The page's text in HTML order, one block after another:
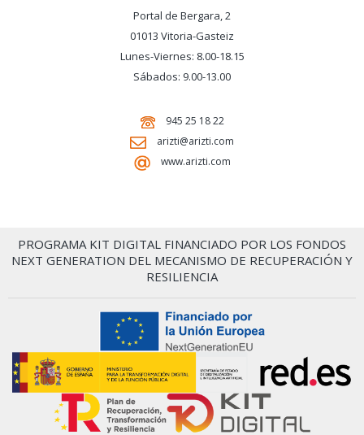
Portal de Bergara, 2
01013 Vitoria-Gasteiz
Lunes-Viernes: 8.00-18.15
Sábados: 9.00-13.00
945 25 18 22
arizti@arizti.com
www.arizti.com
PROGRAMA KIT DIGITAL FINANCIADO POR LOS FONDOS
NEXT GENERATION DEL MECANISMO DE RECUPERACIÓN Y
RESILIENCIA